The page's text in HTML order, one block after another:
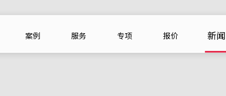
案例 服务 专项 报价 新闻